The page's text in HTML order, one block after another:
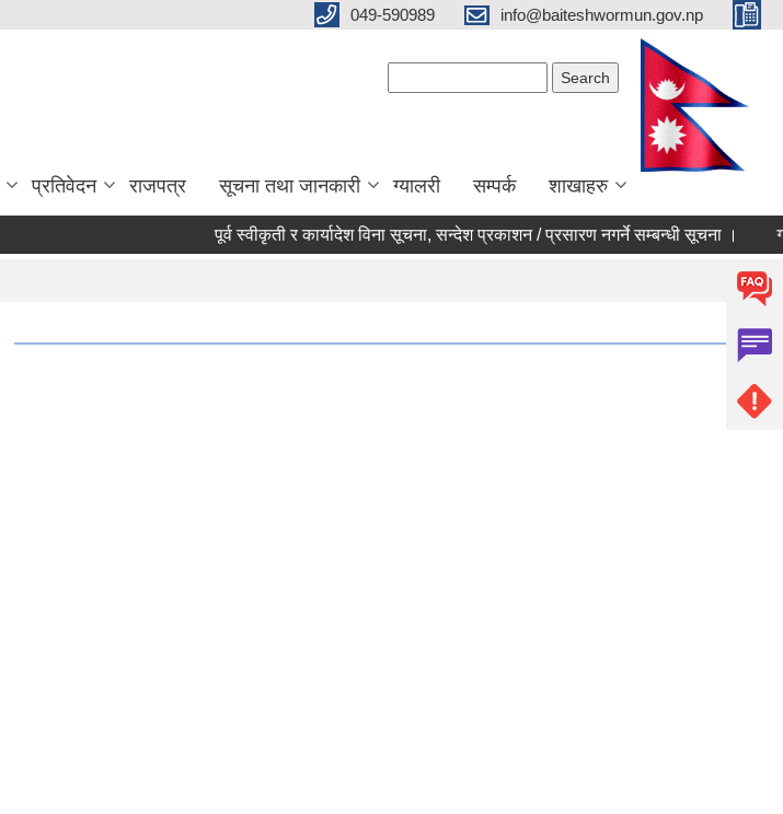
049-590989 info@baiteshwormun.gov.np
प्रतिवेदन राजपत्र सूचना तथा जानकारी ग्यालरी सम्पर्क शाखाहरु
पूर्व स्वीकृती र कार्यादेश विना सूचना, सन्देश प्रकाशन / प्रसारण नगर्ने सम्बन्धी सूचना । गाउँ